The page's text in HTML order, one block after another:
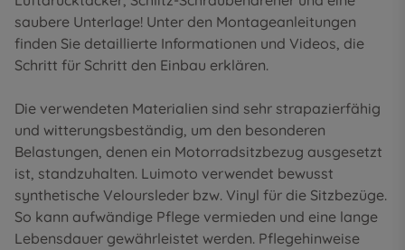
saubere Unterlage! Unter den Montageanleitungen
finden Sie detaillierte Informationen und Videos, die
Schritt für Schritt den Einbau erklären.
Die verwendeten Materialien sind sehr strapazierfähig
und witterungsbeständig, um den besonderen
Belastungen, denen ein Motorradsitzbezug ausgesetzt
ist, standzuhalten. Luimoto verwendet bewusst
synthetische Veloursleder bzw. Vinyl für die Sitzbezüge.
So kann aufwändige Pflege vermieden und eine lange
Lebensdauer gewährleistet werden. Pflegehinweise